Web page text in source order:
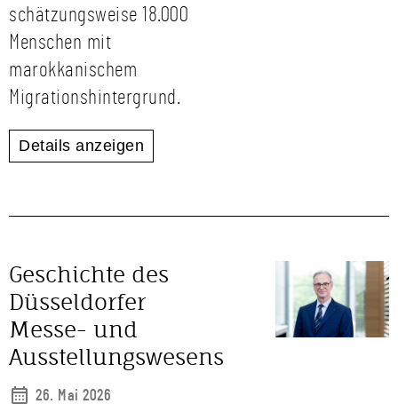
schätzungsweise 18.000
Menschen mit
marokkanischem
Migrationshintergrund.
Details anzeigen
Geschichte des
Düsseldorfer
Messe- und
Ausstellungswesens
26. Mai 2026